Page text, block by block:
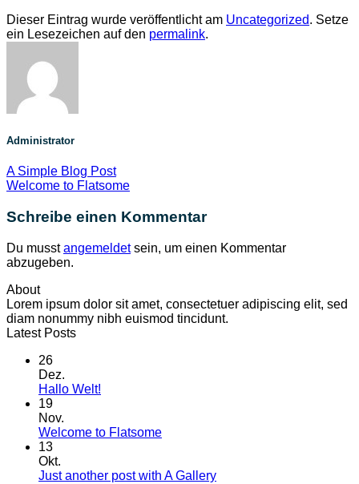
Dieser Eintrag wurde veröffentlicht am Uncategorized. Setze
ein Lesezeichen auf den permalink.
Administrator
A Simple Blog Post
Welcome to Flatsome
Schreibe einen Kommentar
Du musstangemeldetsein, um einen Kommentar
abzugeben.
About
Lorem ipsum dolor sit amet, consectetuer adipiscing elit, sed
diam nonummy nibh euismod tincidunt.
Latest Posts
26
Dez.
Hallo Welt!
Hallo
19
Nov.
Welcome to FlatsomeKeine
Welcome
13
Okt.
Just another post with A GalleryKeine